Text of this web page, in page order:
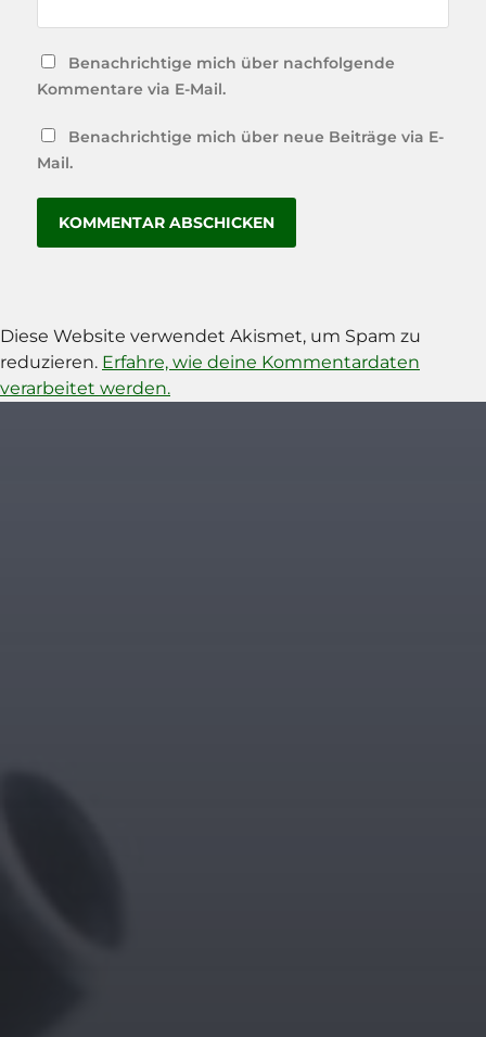
Benachrichtige mich über nachfolgende
Kommentare via E-Mail.
Benachrichtige mich über neue Beiträge via E-
Mail.
Diese Website verwendet Akismet, um Spam zu
reduzieren. Erfahre, wie deine Kommentardaten
verarbeitet werden.